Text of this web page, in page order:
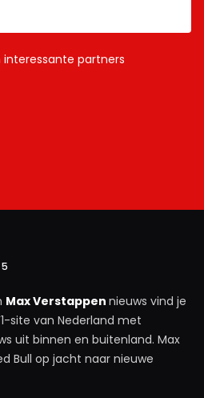
interessante partners
Max Verstappen nieuws vind je
site van Nederland met
uit binnen en buitenland. Max
Bull op jacht naar nieuwe